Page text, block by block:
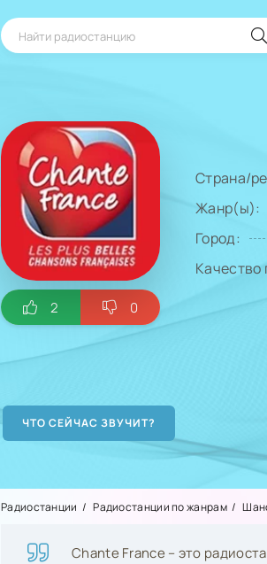
2 0
Страна/
Жанр(ы):
Город:
Качество
Радиостанции Радиостанции по жанрам
Chante France – это